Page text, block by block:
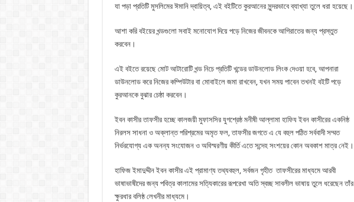
যা পড়া প্রতিটি মুসলিমের ঈমানি দ্বায়িত্ব, এই বইটিতে কুরআনের সুন্দরভাবে ব্যাখ্যা তুলে ধরা হয়েছে।
আশা করি বইয়ের খন্ডগুলো সবাই মনোযোগ দিয়ে পড়ে নিজের জীবনকে আগিরাতের জন্য প্রস্তুত
করবেন।
এই বইতে রয়েছে মোট আটারোটি খন্ড নিচে প্রতিটি খন্ডের ডাউনলোড লিংক দেওয়া হবে, আপনারা
ডাউনলোড করে নিজের কম্পিউটার বা মোবাইলে জমা রাখবেন, যখন সময় পাবেন তখনই বইটি পড়ে
কুরআনকে বুঝার চেষ্ঠা করবেন।
ইবন কাসীর তাফসীর হচ্ছে কালজয়ী মুফাসসির যুগশ্রেষ্ঠ মনীষী আল্লামা হাফিয ইবন কাসীরের একনিষ্ঠ
নিরলস সাধনা ও অক্লান্ত পরিশ্রমের অমৃত ফল, তাফসীর জগতে এ যে বহুল পঠিত সর্ববাদী সম্মত
নির্ভরযোগ্য এক অনন্য সংযোজন ও অবিস্মরণীয় কীর্তি এতে সন্দেহ সংশয়ের কোন অবকাশ মাত্র নেই।
হাফিজ ইমাদুদ্দীন ইবন কাসীর এই প্রামাণ্য তথ্যবহুল, সর্বজন গৃহীত তাফসীরের মাধ্যমে আরবী
ভাষাভাষীদের জন্য পবিত্র কালামের সত্যিকারের রূপরেখা অতি স্বচ্ছ সাবলীল ভাষায় তুলে ধরেছেন তাঁর
ক্ষুরধার বলিষ্ঠ লেখনীর মাধ্যমে।